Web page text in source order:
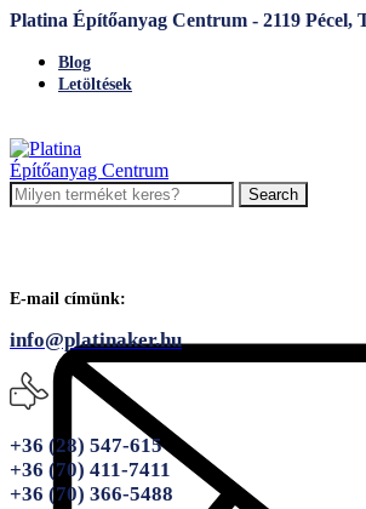
Platina Építőanyag Centrum - 2119 Pécel,
Blog
Letöltések
Search
E-mail címünk:
info@platinaker.hu
+36 (28) 547-615
+36 (70) 411-7411
+36 (70) 366-5488